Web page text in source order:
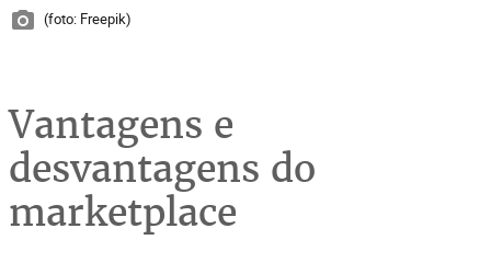
(foto: Freepik)
Vantagens e
desvantagens do
marketplace